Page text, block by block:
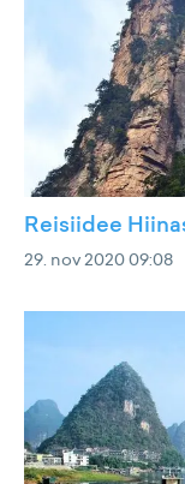
Reisiidee
29. nov 2020 09:08